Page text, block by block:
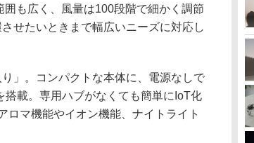
も広く、風量は100段階で細かく調節
せたいときまで幅広いニーズに対応し
」。コンパクトな本体に、電源なしで
搭載。専用ハブがなくても簡単にIoT化
ロマ機能やイオン機能、ナイトライト